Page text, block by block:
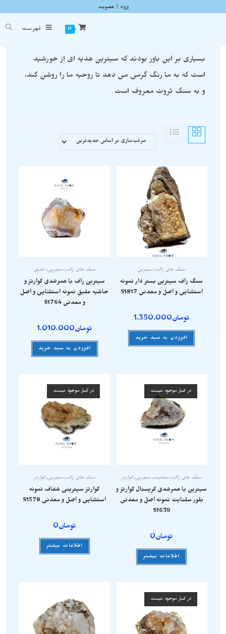
ورود / عضویت
0 فهرست سیترین
بسیاری بر این باور بودند که سیترین هدیه ای از خورشید
است که به ما رنگ گرمی می دهد تا روحیه ما را روشن کند.
و به سنگ ثروت معروف است
سنگ های راف, سیترین
سنگ راف سیترین بستر دار نمونه
استثنایی و اصل و معدنی S1817
تومان1.350.000
افزودن به سبد خرید
سنگ های راف,سیترین, عقیق
سیترین راف با همرشدی کوارتز و
حاشیه عقیق نمونه استثنایی و اصل
و معدنی S1764
تومان1.010.000
افزودن به سبد خرید
در انبار موجود نیست
سنگ های راف, سلنایت, سیترین,کوارتز
سیترین با همرشدی کریستال کوارتز و
بلور سلنایت نمونه اصل و معدنی
S1639
تومان0
اطلاعات بیشتر
در انبار موجود نیست
سنگ های راف,سیترین,کوارتز
کوارتز سیترینی شفاف نمونه
استثنایی و اصل و معدنی S1578
تومان0
اطلاعات بیشتر
در انبار موجود نیست